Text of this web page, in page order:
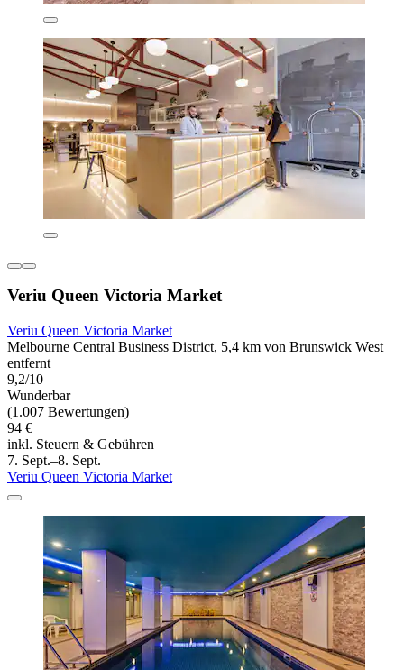
Veriu Queen Victoria Market
Veriu Queen Victoria Market
Melbourne Central Business District, 5,4 km von Brunswick West
entfernt
9,2/10
Wunderbar
(1.007 Bewertungen)
94 €
inkl. Steuern & Gebühren
7. Sept.–8. Sept.
Veriu Queen Victoria Market